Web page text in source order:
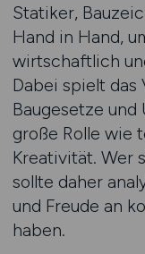
Statiker,
Hand in Hand,
wirtschaftlich
Dabei spielt das
Baugesetze
große Rolle wie
Kreativität. Wer
sollte daher
und Freude an
haben.